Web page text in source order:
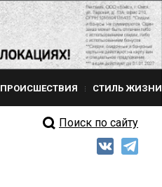
ПРОИСШЕСТВИЯ СТИЛЬ ЖИЗНИ
Поиск по сайту